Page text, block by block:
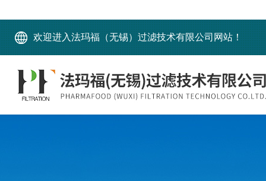
欢迎进入法玛福（无锡）过滤技术有限公司网站！